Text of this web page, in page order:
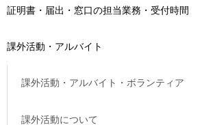
証明書・届出・窓口の担当業務・受付時間
課外活動・アルバイト
課外活動・アルバイト・ボランティア
課外活動について